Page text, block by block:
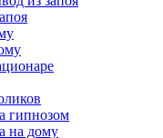
гипнозом
на дому